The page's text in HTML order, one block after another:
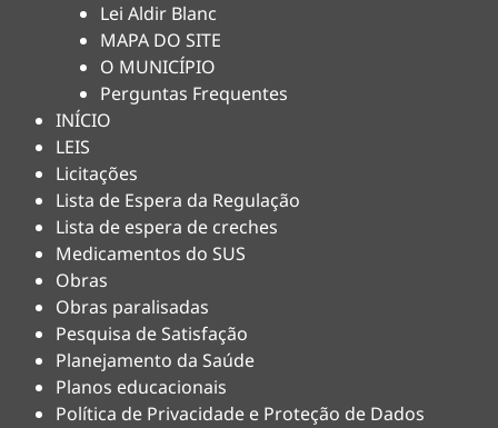
Lei Aldir Blanc
MAPA DO SITE
O MUNICÍPIO
Perguntas Frequentes
INÍCIO
LEIS
Licitações
Lista de Espera da Regulação
Lista de espera de creches
Medicamentos do SUS
Obras
Obras paralisadas
Pesquisa de Satisfação
Planejamento da Saúde
Planos educacionais
Política de Privacidade e Proteção de Dados